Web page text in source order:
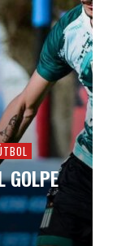
GOLPE